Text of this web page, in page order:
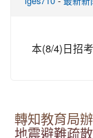
本(8/4)日招
轉知教育局
地震避難疏